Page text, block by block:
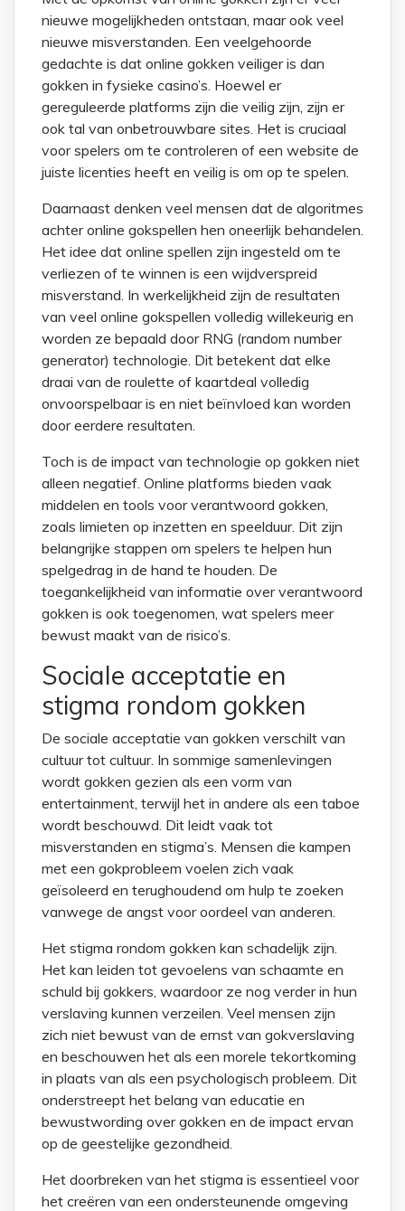
nieuwe mogelijkheden ontstaan, maar ook veel
nieuwe misverstanden. Een veelgehoorde
gedachte is dat online gokken veiliger is dan
gokken in fysieke casino’s. Hoewel er
gereguleerde platforms zijn die veilig zijn, zijn er
ook tal van onbetrouwbare sites. Het is cruciaal
voor spelers om te controleren of een website de
juiste licenties heeft en veilig is om op te spelen.
Daarnaast denken veel mensen dat de algoritmes
achter online gokspellen hen oneerlijk behandelen.
Het idee dat online spellen zijn ingesteld om te
verliezen of te winnen is een wijdverspreid
misverstand. In werkelijkheid zijn de resultaten
van veel online gokspellen volledig willekeurig en
worden ze bepaald door RNG (random number
generator) technologie. Dit betekent dat elke
draai van de roulette of kaartdeal volledig
onvoorspelbaar is en niet beïnvloed kan worden
door eerdere resultaten.
Toch is de impact van technologie op gokken niet
alleen negatief. Online platforms bieden vaak
middelen en tools voor verantwoord gokken,
zoals limieten op inzetten en speelduur. Dit zijn
belangrijke stappen om spelers te helpen hun
spelgedrag in de hand te houden. De
toegankelijkheid van informatie over verantwoord
gokken is ook toegenomen, wat spelers meer
bewust maakt van de risico’s.
Sociale acceptatie en
stigma rondom gokken
De sociale acceptatie van gokken verschilt van
cultuur tot cultuur. In sommige samenlevingen
wordt gokken gezien als een vorm van
entertainment, terwijl het in andere als een taboe
wordt beschouwd. Dit leidt vaak tot
misverstanden en stigma’s. Mensen die kampen
met een gokprobleem voelen zich vaak
geïsoleerd en terughoudend om hulp te zoeken
vanwege de angst voor oordeel van anderen.
Het stigma rondom gokken kan schadelijk zijn.
Het kan leiden tot gevoelens van schaamte en
schuld bij gokkers, waardoor ze nog verder in hun
verslaving kunnen verzeilen. Veel mensen zijn
zich niet bewust van de ernst van gokverslaving
en beschouwen het als een morele tekortkoming
in plaats van als een psychologisch probleem. Dit
onderstreept het belang van educatie en
bewustwording over gokken en de impact ervan
op de geestelijke gezondheid.
Het doorbreken van het stigma is essentieel voor
het creëren van een ondersteunende omgeving